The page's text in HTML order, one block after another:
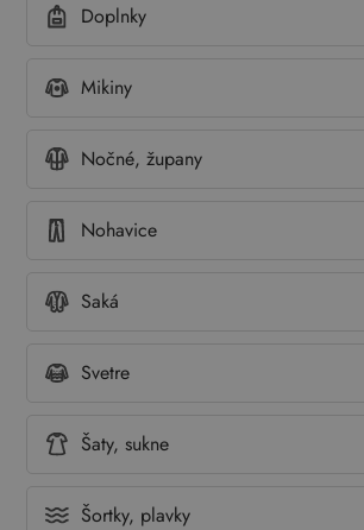
Doplnky
Mikiny
Nočné, župany
Nohavice
Saká
Svetre
Šaty, sukne
Šortky, plavky